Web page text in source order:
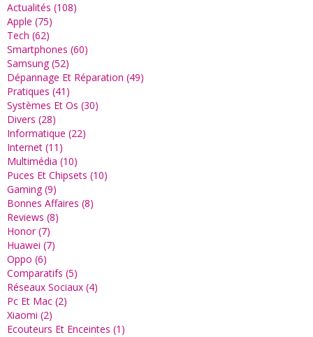
Actualités (108)
Apple (75)
Tech (62)
Smartphones (60)
Samsung (52)
Dépannage Et Réparation (49)
Pratiques (41)
Systèmes Et Os (30)
Divers (28)
Informatique (22)
Internet (11)
Multimédia (10)
Puces Et Chipsets (10)
Gaming (9)
Bonnes Affaires (8)
Reviews (8)
Honor (7)
Huawei (7)
Oppo (6)
Comparatifs (5)
Réseaux Sociaux (4)
Pc Et Mac (2)
Xiaomi (2)
Ecouteurs Et Enceintes (1)